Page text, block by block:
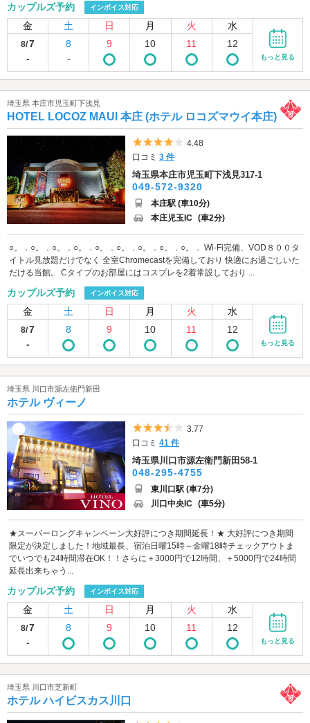
カップルズ予約 インボイス対応
金 土 日 月 火 水
8/7
-
8
-
9 10 11 12
もっと見る
埼玉県 本庄市児玉町下浅見
HOTEL LOCOZ MAUI 本庄 (ホテル ロコズマウイ本庄)
5つ星のうち4
4.48
口コミ3 件
埼玉県本庄市児玉町下浅見317-1
049-572-9320
本庄駅 (車10分)
本庄児玉IC (車2分)
○。．○。．○。．○。．○。．○。．○。．○。．○。． Wi-Fi完備、VOD８００タ
イトル見放題だけでなく 全室Chromecastを完備しており 快適にお過ごしいた
だける当館。 Cタイプのお部屋にはコスプレを2着常設しており ...
カップルズ予約 インボイス対応
金 土 日 月 火 水
8/7
-
8 9 10 11 12
もっと見る
埼玉県 川口市源左衛門新田
ホテル ヴィーノ
5つ星のうち3.5
3.77
口コミ41 件
埼玉県川口市源左衛門新田58-1
048-295-4755
東川口駅 (車7分)
川口中央IC (車5分)
★スーパーロングキャンペーン大好評につき期間延長！★ 大好評につき期間
限定が決定しました！地域最長、宿泊日曜15時～金曜18時チェックアウトま
でいつでも24時間滞在OK！！さらに＋3000円で12時間、＋5000円で24時間
延長出来ちゃう...
カップルズ予約 インボイス対応
金 土 日 月 火 水
8/7
-
8 9 10 11 12
もっと見る
埼玉県 川口市芝新町
ホテル ハイビスカス川口